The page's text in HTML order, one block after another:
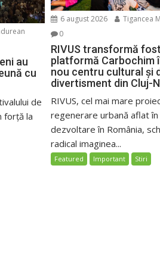
au
cu
de
forță la
6 august 2026
Tigancea
0
RIVUS transformă
platformă Carbochim
nou centru cultural și
divertisment din Cluj-
RIVUS, cel mai mare
regenerare urbană aflat în
dezvoltare în România,
radical imaginea...
Featured Important Stiri